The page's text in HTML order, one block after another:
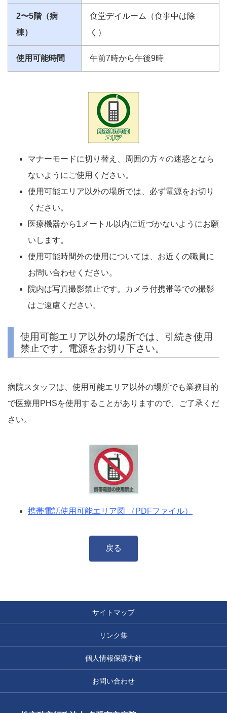
2〜5階（病
棟）
食堂デイルーム（食事中は除
く）
使用可能時間 午前7時から午後9時
マナーモードに切り替え、周囲の方々の迷惑となら
ないようにご使用ください。
使用可能エリア以外の場所では、必ず電源をお切り
ください。
医療機器から1メートル以内に近づかないようにお願
いします。
使用可能時間外の使用については、お近くの職員に
お問い合わせください。
院内は写真撮影禁止です。カメラ付携帯等での撮影
はご遠慮ください。
使用可能エリア以外の場所では、引続き使用
禁止です。電源をお切り下さい。
病院スタッフは、使用可能エリア以外の場所でも業務目的
で医療用PHSを使用することがありますので、ご了承くだ
さい。
携帯電話使用可能エリア図 （PDFファイル）
戻る
サイトマップ
リンク集
個人情報保護方針
お問い合わせ